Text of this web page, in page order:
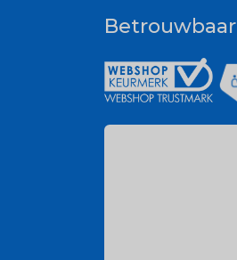
Betrouwbaar